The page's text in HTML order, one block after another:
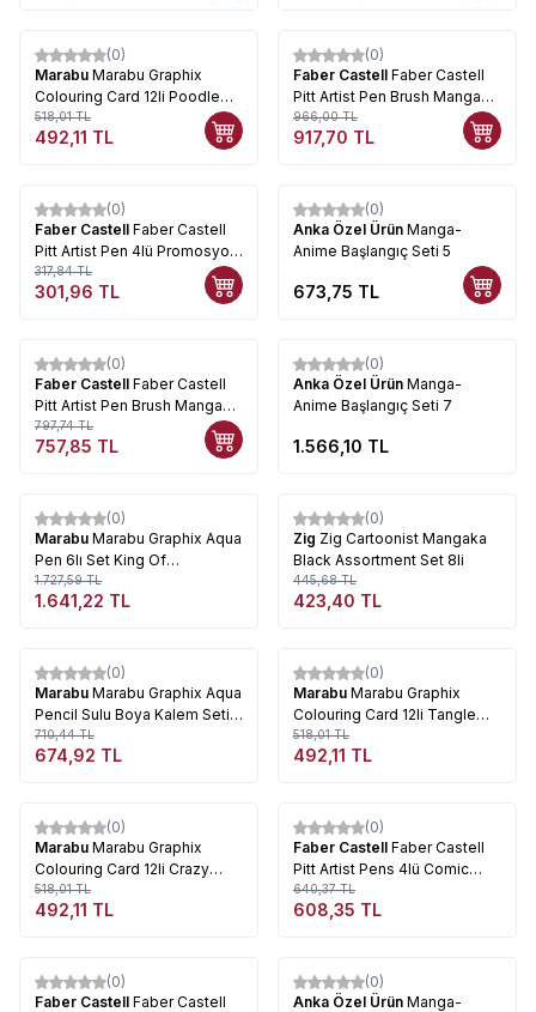
%5
(0)
Marabu Marabu Graphix
Colouring Card 12li Poodle
Doodle Set
518,01TL
492,11 TL
%5
(0)
Faber Castell Faber Castell
Pitt Artist Pen Brush Manga
Çizim Seti 6lı Kaoiro Set
966,00TL
917,70 TL
%5
(0)
Faber Castell Faber Castell
Pitt Artist Pen 4lü Promosyon
Seti
317,84TL
301,96 TL
(0)
Anka Özel Ürün Manga-
Anime Başlangıç Seti 5
673,75 TL
%5
(0)
Faber Castell Faber Castell
Pitt Artist Pen Brush Manga
Çizim Seti 6lı Shonen Set
797,74TL
757,85 TL
(0)
Anka Özel Ürün Manga-
Anime Başlangıç Seti 7
1.566,10 TL
%5
(0)
Marabu Marabu Graphix Aqua
Pen 6lı Set King Of
Bubblegum
1.727,59TL
1.641,22 TL
%5
(0)
Zig Zig Cartoonist Mangaka
Black Assortment Set 8li
445,68TL
423,40 TL
%5
(0)
Marabu Marabu Graphix Aqua
Pencil Sulu Boya Kalem Seti
12 Renk
710,44TL
674,92 TL
%5
(0)
Marabu Marabu Graphix
Colouring Card 12li Tangle
World Set
518,01TL
492,11 TL
%5
(0)
Marabu Marabu Graphix
Colouring Card 12li Crazy
Doodad Set
518,01TL
492,11 TL
%5
(0)
Faber Castell Faber Castell
Pitt Artist Pens 4lü Comic
Black Set
640,37TL
608,35 TL
%5
(0)
Faber Castell Faber Castell
(0)
Anka Özel Ürün Manga-